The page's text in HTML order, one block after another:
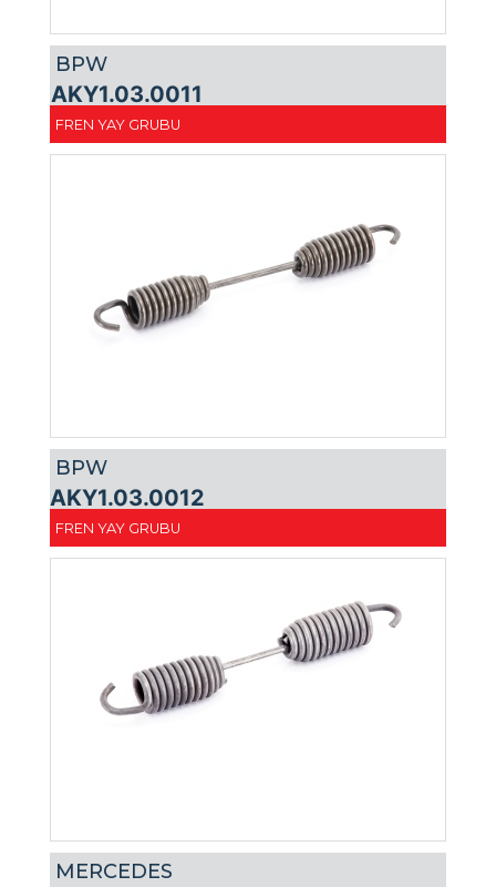
BPW
AKY1.03.0011
FREN YAY GRUBU
BPW
AKY1.03.0012
FREN YAY GRUBU
MERCEDES